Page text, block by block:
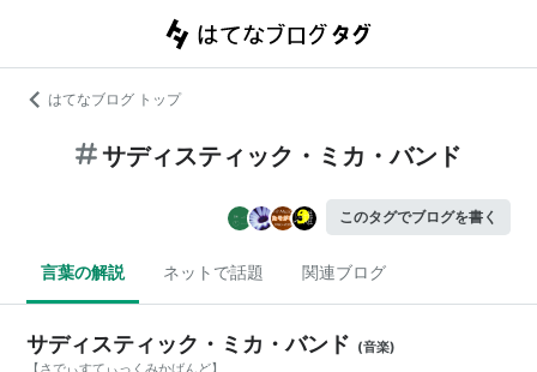
はてなブログ トップ
サディスティック・ミカ・バンド
このタグでブログを書く
言葉の解説 ネットで話題 関連ブログ
サディスティック・ミカ・バンド (音楽)
【さでぃすてぃっくみかばんど】